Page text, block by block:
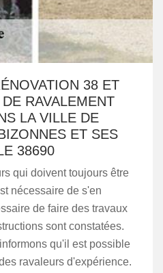
38 ET
RAVALEMENT
LA VILLE DE
ET SES
38690
qui doivent toujours être
nécessaire de s'en
de faire des travaux
sont constatées.
qu'il est possible
ravaleurs d'expérience.